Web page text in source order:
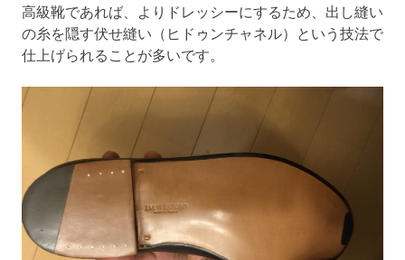
高級靴であれば、よりドレッシーにするため、出し縫い
の糸を隠す伏せ縫い（ヒドゥンチャネル）という技法で
仕上げられることが多いです。